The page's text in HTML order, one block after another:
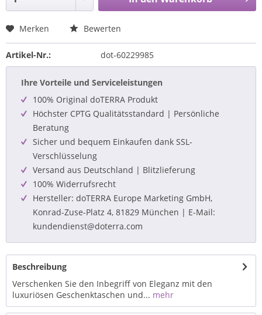
Merken Bewerten
Artikel-Nr.: dot-60229985
Ihre Vorteile und Serviceleistungen
100% Original doTERRA Produkt
Höchster CPTG Qualitätsstandard | Persönliche
Beratung
Sicher und bequem Einkaufen dank SSL-
Verschlüsselung
Versand aus Deutschland | Blitzlieferung
100% Widerrufsrecht
Hersteller: doTERRA Europe Marketing GmbH,
Konrad-Zuse-Platz 4, 81829 München | E-Mail:
kundendienst@doterra.com
Beschreibung
Verschenken Sie den Inbegriff von Eleganz mit den
luxuriösen Geschenktaschen und... mehr